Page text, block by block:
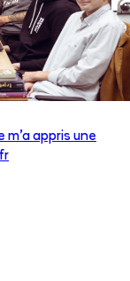
appris une